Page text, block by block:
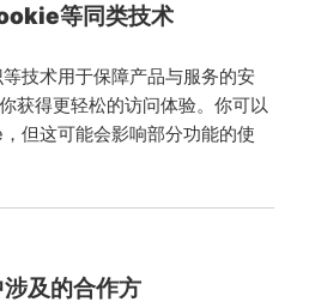
等同类技术
技术用于保障产品与服务的安
获得更轻松的访问体验。你可以
但这可能会影响部分功能的使
及的合作方